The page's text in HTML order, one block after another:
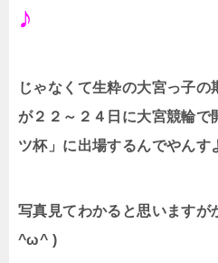
♪
じゃなくて生粋の大宮っ子
が２２～２４日に大宮競輪で
ツ杯」に出場するんでやんす
写真見てわかると思いますが
^ω^ )